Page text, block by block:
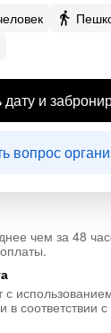
и
вопрос
чем за 48
с
в соответствии